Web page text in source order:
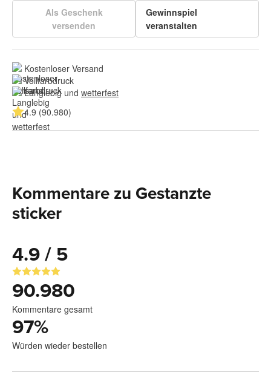
Als Geschenk
versenden
Gewinnspiel
veranstalten
Kostenloser Versand
Vollfarbdruck
Langlebig und wetterfest
4.9 (90.980)
Kommentare zu Gestanzte
sticker
4.9 / 5
90.980
Kommentare gesamt
97%
Würden wieder bestellen